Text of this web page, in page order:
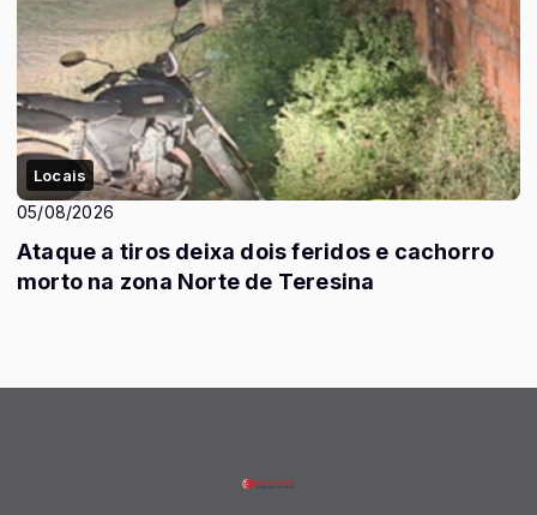
Locais
05/08/2026
Ataque a tiros deixa dois feridos e cachorro
morto na zona Norte de Teresina